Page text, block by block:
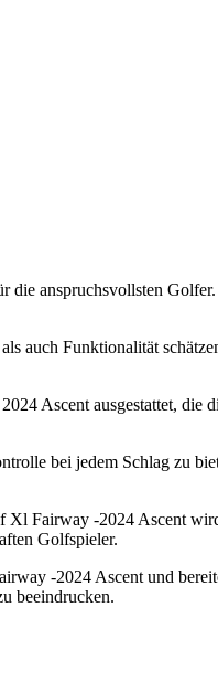
anspruchsvollsten
auch Funktionalität
Ascent ausgestattet, die
bei jedem Schlag zu
Fairway -2024 Ascent
Golfspieler.
-2024 Ascent und
beeindrucken.